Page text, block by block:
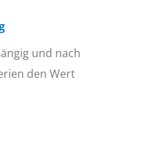
und nach
den Wert